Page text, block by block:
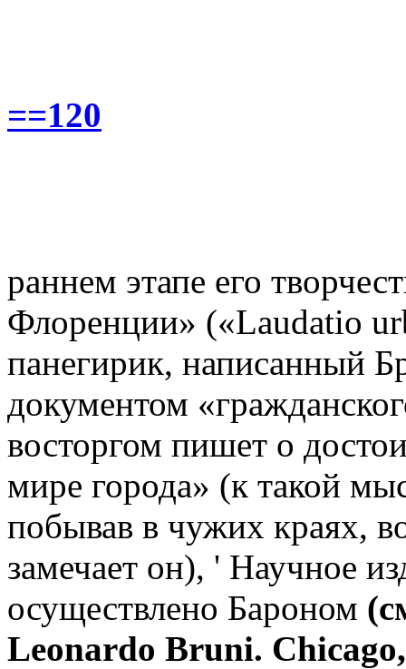
==120
раннем этапе его
Флоренции» («Laudatio
панегирик, написанный
документом
восторгом пишет о
мире города» (к такой
побывав в чужих краях,
замечает он), ' Научное
осуществлено Бароном
Leonardo Bruni.